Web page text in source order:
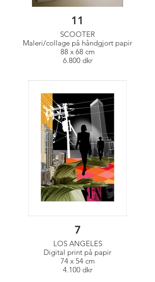
11
SCOOTER
Maleri/collage på håndgjort papir
88 x 68 cm
6.800 dkr
7
LOS ANGELES
Digital print på papir
74 x 54 cm
4.100 dkr